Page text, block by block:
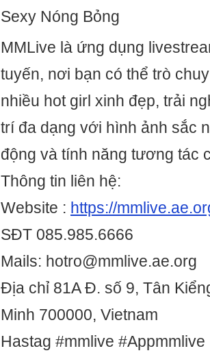
Sexy Nóng Bỏng
MMLive là ứng dụng
tuyến, nơi bạn có thể trò
nhiều hot girl xinh đẹp, trải
trí đa dạng với hình ảnh sắc
động và tính năng tương tác
Thông tin liên hệ:
Website : https://
SĐT 085.985.6666
Mails: hotro@mmlive.ae.org
Địa chỉ 81A Đ. số 9, Tân
Minh 700000, Vietnam
Hastag #mmlive #Appmmlive